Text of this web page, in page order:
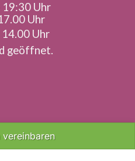
Uhr
Uhr
Uhr
geöffnet.
vereinbaren